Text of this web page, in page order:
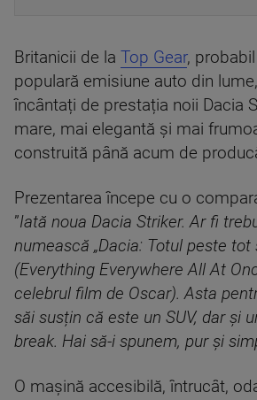
Britanicii de la Top Gear,
populară emisiune auto din
încântați de prestația noii Dacia
mare, mai elegantă și mai
construită până acum de
Prezentarea începe cu o
”Iată noua Dacia Striker. Ar fi
numească „Dacia: Totul peste tot
(Everything Everywhere All At
celebrul film de Oscar). Asta
săi susțin că este un SUV, dar și
break. Hai să-i spunem, pur și
O mașină accesibilă, întrucât,